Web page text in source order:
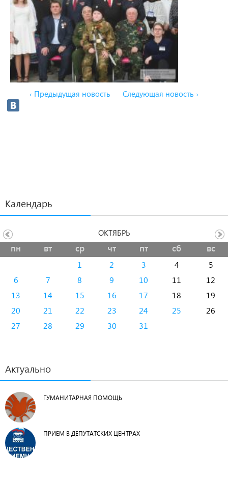
‹ Предыдущая новость Следующая новость ›
Календарь
пн вт ср чт пт сб вс
1 2 3 4
5
6
7 8 9 10 11
12
13
14 15 16 17 18
19
20
21 22 23 24 25
26
27
28 29 30 31
ОКТЯБРЬ
Актуально
ГУМАНИТАРНАЯ ПОМОЩЬ
ПРИЕМ В ДЕПУТАТСКИХ ЦЕНТРАХ